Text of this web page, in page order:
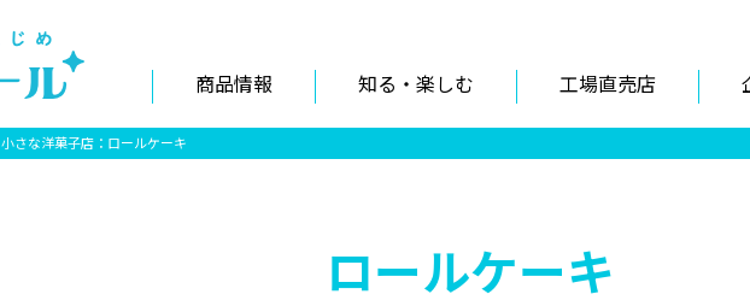
商品情報 知る・楽しむ 工場直売店
小さな洋菓子店：ロールケーキ
ロールケーキ